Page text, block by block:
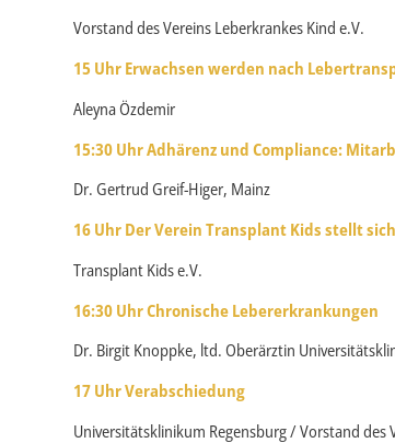
Vorstand des Vereins Leberkrankes Kind e.V.
15 Uhr Erwachsen werden nach
Aleyna Özdemir
15:30 Uhr Adhärenz und Compliance:
Dr. Gertrud Greif-Higer, Mainz
16 Uhr Der Verein Transplant Kids stellt
Transplant Kids e.V.
16:30 Uhr Chronische Lebererkrankungen
Dr. Birgit Knoppke, ltd. Oberärztin
17 Uhr Verabschiedung
Universitätsklinikum Regensburg / Vorstand des